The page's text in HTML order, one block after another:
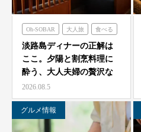
Oh-SOBAR 大人旅 食べる
青海波
淡路島ディナーの正解は
ここ。夕陽と割烹料理に
酔う、大人夫婦の贅沢な
一夜をモダン蕎麦割烹
O…
2026.08.5
グルメ情報